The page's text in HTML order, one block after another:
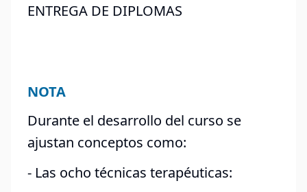
ENTREGA DE DIPLOMAS
NOTA
Durante el desarrollo del curso se
ajustan conceptos como:
- Las ocho técnicas terapéuticas: